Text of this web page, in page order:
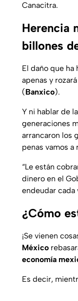
Canacitra.
Herencia
billones
El daño que ha
apenas y
(Banxico).
Y ni hablar de la
generaciones
arrancaron los
penas vamos
“Le están
dinero en el
endeudar cada
¿Cómo
¡Se vienen
México
economía
Es decir,